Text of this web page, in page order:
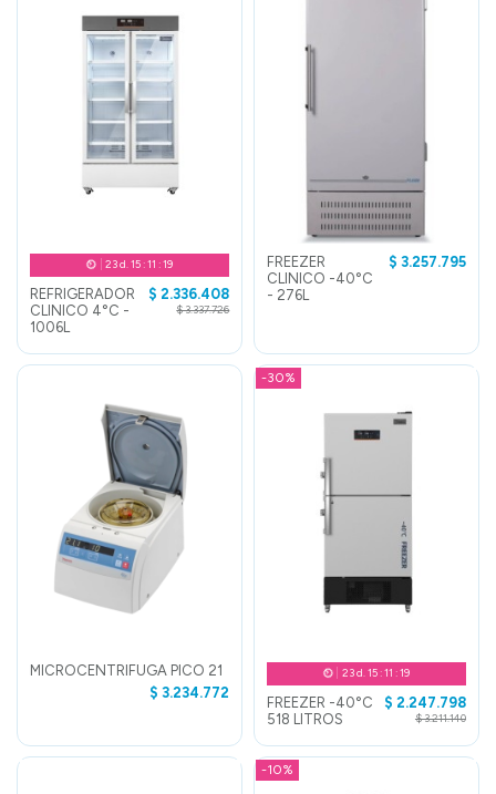
23d. 15:11 :19
REFRIGERADOR
CLINICO 4°C -
1006L
$ 2.336.408
$ 3.337.726
FREEZER
CLINICO -40°C
- 276L
$ 3.257.795
MICROCENTRIFUGA PICO 21
$ 3.234.772
-30%
23d. 15:11 :19
FREEZER -40°C
518 LITROS
$ 2.247.798
$ 3.211.140
-10%